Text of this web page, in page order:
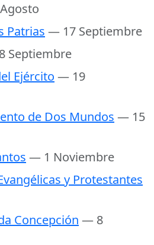
Patrias — 17 Septiembre
Septiembre
Ejército — 19
de Dos Mundos — 15
— 1 Noviembre
y Protestantes
Concepción — 8